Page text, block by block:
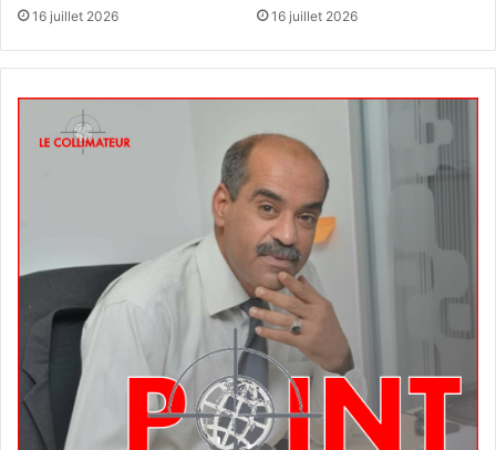
16 juillet 2026 16 juillet 2026